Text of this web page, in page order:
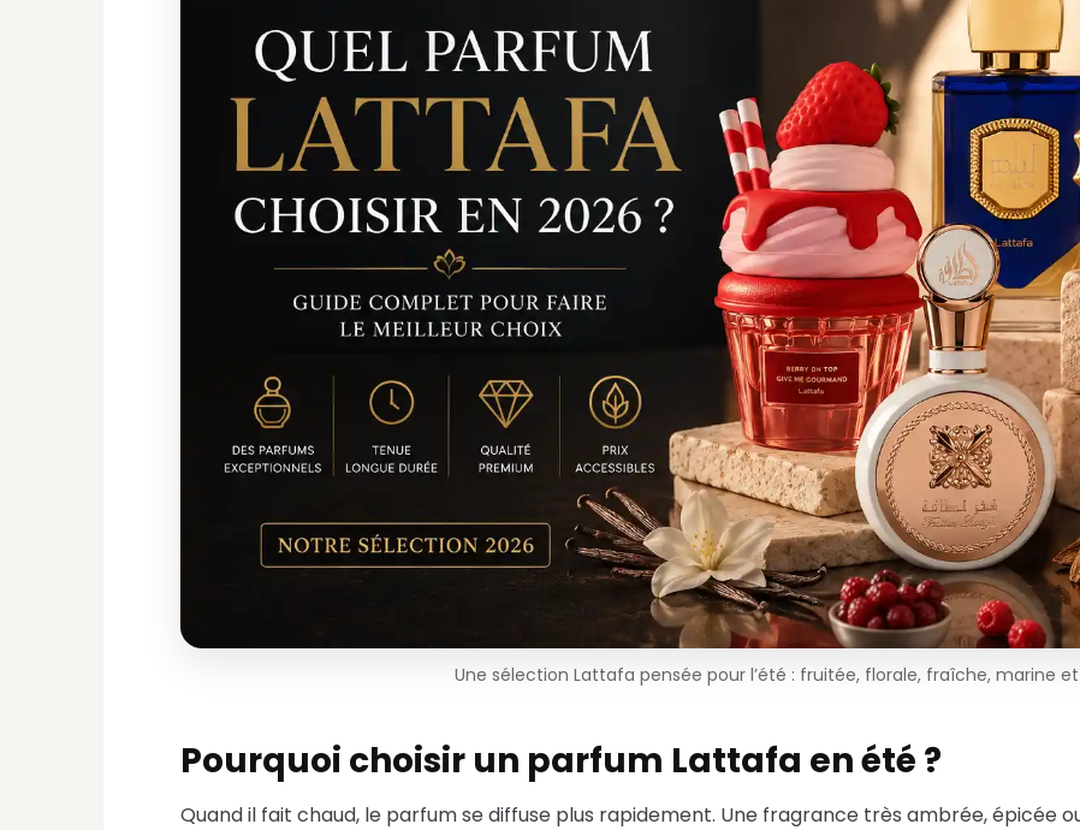
Une sélection Lattafa pensée pour l’été : fruitée, florale, fraîche, marine
Pourquoi choisir un parfum Lattafa en été ?
Quand il fait chaud, le parfum se diffuse plus rapidement. Une fragrance très ambrée, épicée